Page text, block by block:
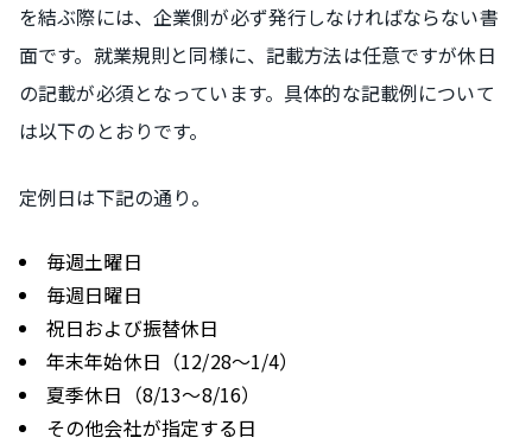
を結ぶ際には、企業側が必ず発行しなければならない書
面です。就業規則と同様に、記載方法は任意ですが休日
の記載が必須となっています。具体的な記載例について
は以下のとおりです。
定例日は下記の通り。
毎週土曜日
毎週日曜日
祝日および振替休日
年末年始休日（12/28～1/4）
夏季休日（8/13～8/16）
その他会社が指定する日